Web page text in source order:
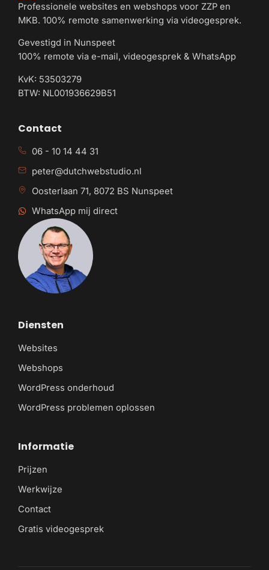
Professionele websites en webshops voor ZZP en
MKB. 100% remote samenwerking via videogesprek.
Gevestigd in Nunspeet
100% remote via e-mail, videogesprek & WhatsApp
KvK: 53503279
BTW: NL001936629B51
Diensten
Websites
Webshops
WordPress onderhoud
WordPress problemen oplossen
Informatie
Prijzen
Werkwijze
Contact
Gratis videogesprek
Contact
06 - 10 14 44 31
peter@dutchwebstudio.nl
Oosterlaan 71, 8072 BS Nunspeet
WhatsApp mij direct